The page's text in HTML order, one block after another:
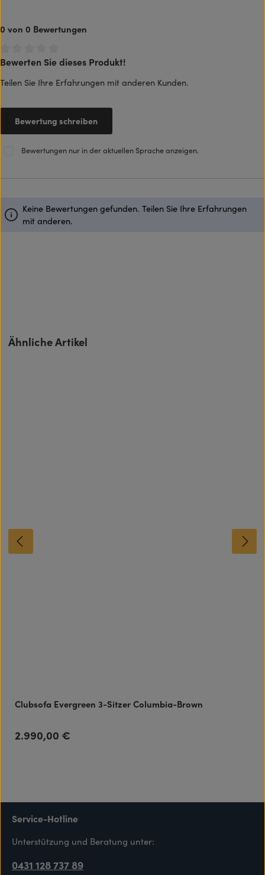
0 von 0 Bewertungen
Durchschnittliche Bewertung von 0 von 5 Sternen
Bewerten Sie dieses Produkt!
Teilen Sie Ihre Erfahrungen mit anderen Kunden.
Bewertung schreiben
Bewertungen nur in der aktuellen Sprache anzeigen.
Keine Bewertungen gefunden. Teilen Sie Ihre Erfahrungen
mit anderen.
Produktgalerie überspringen
Ähnliche Artikel
Clubsofa Evergreen 3-Sitzer Columbia-Brown
Regulärer Preis:
2.990,00 €
Service-Hotline
Unterstützung und Beratung unter:
0431 128 737 89